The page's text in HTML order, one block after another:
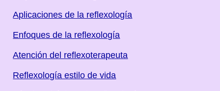
Aplicaciones de la reflexología
Enfoques de la reflexología
Atención del reflexoterapeuta
Reflexología estilo de vida